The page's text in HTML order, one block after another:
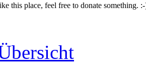
this place, feel free to donate something.